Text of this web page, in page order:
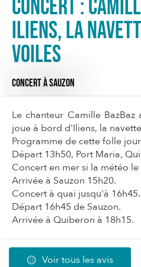
Concert :
Iliens, la
voiles
CONCERTÀ SAUZON
Le chanteur Camille
joue à bord d'Iliens, la
Programme de cette folle
Départ 13h50, Port Maria,
Concert en mer si la météo
Arrivée à Sauzon 15h20.
Concert à quai jusqu'à 16h45.
Départ 16h45 de Sauzon.
Arrivée à Quiberon à 18h15.
Voir tous les avis